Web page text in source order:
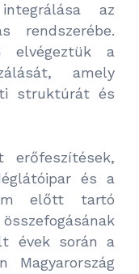
az
rendszerébe.
elvégeztük a
amely
struktúrát és
és a
előtt tartó
évek során a
Magyarország